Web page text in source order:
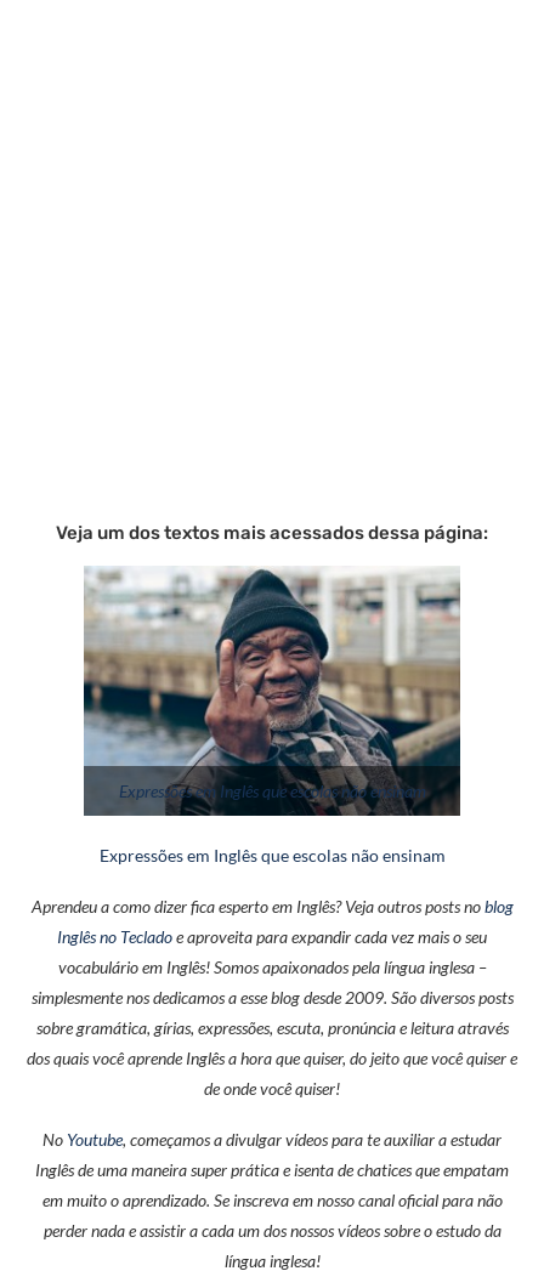
Veja um dos textos mais acessados dessa página:
Expressões em Inglês que escolas não ensinam
Expressões em Inglês que escolas não ensinam
Aprendeu a como dizer fica esperto em Inglês? Veja outros posts noblog
Inglês no Tecladoe aproveita para expandir cada vez mais o seu
vocabulário em Inglês! Somos apaixonados pela língua inglesa –
simplesmente nos dedicamos a esse blog desde 2009. São diversos posts
sobre gramática, gírias, expressões, escuta, pronúncia e leitura através
dos quais você aprende Inglês a hora que quiser, do jeito que você quiser e
de onde você quiser!
No Youtube, começamos a divulgar vídeos para te auxiliar a estudar
Inglês de uma maneira super prática e isenta de chatices que empatam
em muito o aprendizado. Se inscreva em nosso canal oficial para não
perder nada e assistir a cada um dos nossos vídeos sobre o estudo da
língua inglesa!